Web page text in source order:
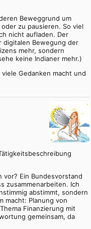
Beweggrund um
zu pausieren. So viel
nicht aufladen. Der
digitalen Bewegung der
mehr, sondern
keine Indianer mehr.)
Gedanken macht und
vor? Ein Bundesvorstand
zusammenarbeiten. Ich
abstimmt, sondern
macht: Planung von
Finanzierung mit
gemeinsam, da